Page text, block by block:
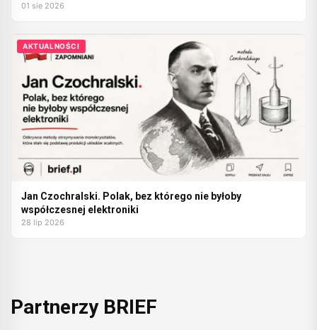
01 sie 2026
AKTUALNOŚCI
Jan Czochralski. Polak, bez którego nie byłoby
współczesnej elektroniki
28 lip 2026
Partnerzy BRIEF